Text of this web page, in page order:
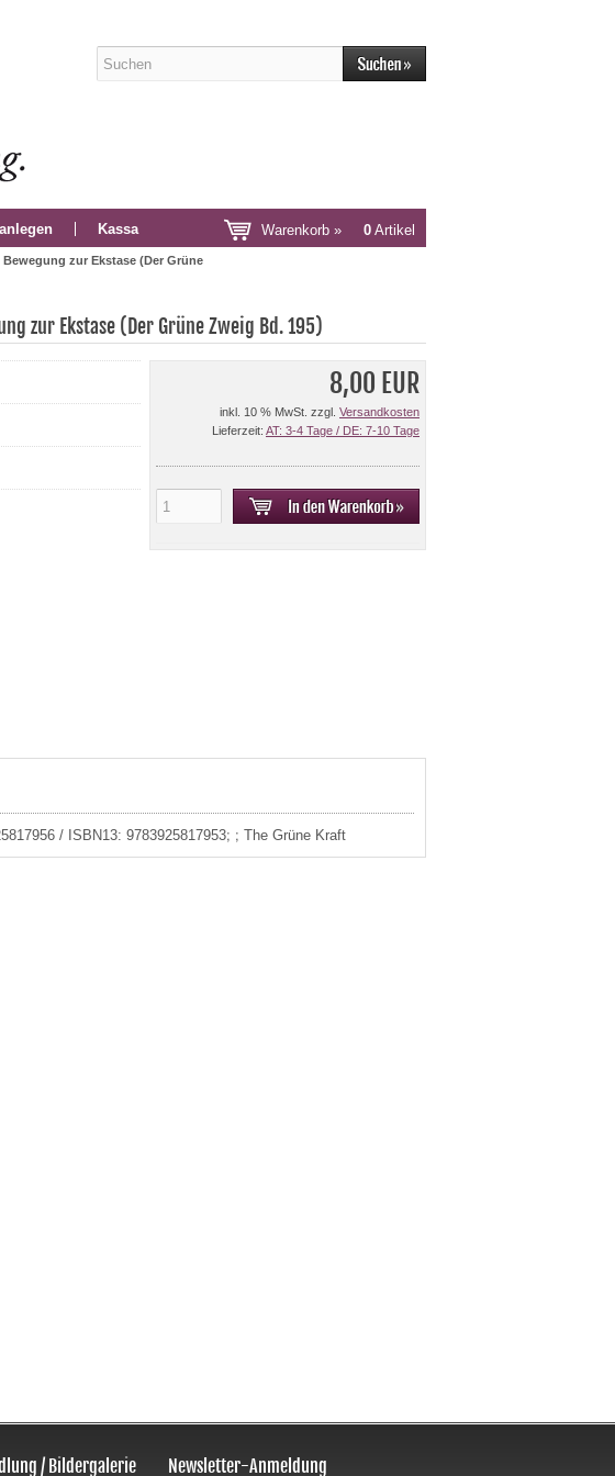
Kassa Warenkorb » 0 Artikel
zur Ekstase (Der Grüne
zur Ekstase (Der Grüne Zweig Bd. 195)
8,00 EUR
inkl. 10 % MwSt. zzgl. Versandkosten
Lieferzeit: AT: 3-4 Tage / DE: 7-10 Tage
/ ISBN13: 9783925817953; ; The Grüne Kraft
/ Bildergalerie Newsletter-Anmeldung